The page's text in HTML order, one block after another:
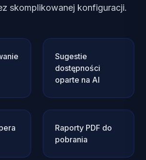
skomplikowanej konfiguracji.
Sugestie
dostępności
oparte na AI
Raporty PDF do
pobrania